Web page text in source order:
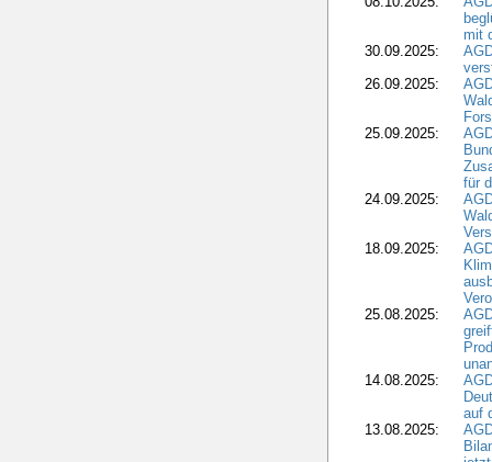
mit
30.09.2025:
26.09.2025:
25.09.2025:
für
24.09.2025:
18.09.2025:
25.08.2025:
14.08.2025:
auf
13.08.2025: